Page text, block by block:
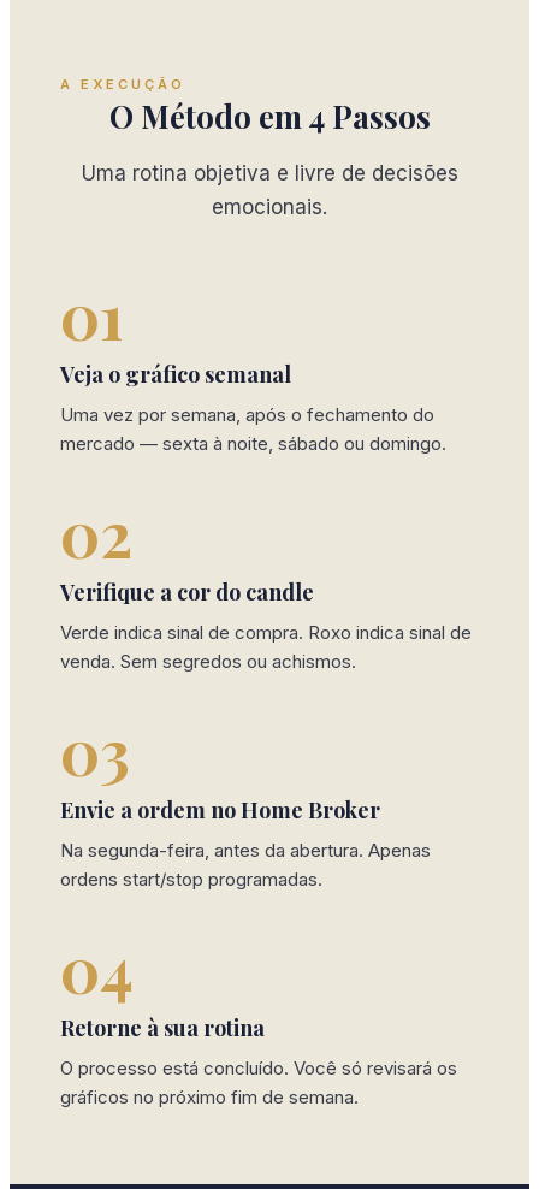
A EXECUÇÃO
O Método em 4 Passos
Uma rotina objetiva e livre de decisões
emocionais.
01
Veja o gráfico semanal
Uma vez por semana, após o fechamento do
mercado — sexta à noite, sábado ou domingo.
02
Verifique a cor do candle
Verde indica sinal de compra. Roxo indica sinal de
venda. Sem segredos ou achismos.
03
Envie a ordem no Home Broker
Na segunda-feira, antes da abertura. Apenas
ordens start/stop programadas.
04
Retorne à sua rotina
O processo está concluído. Você só revisará os
gráficos no próximo fim de semana.